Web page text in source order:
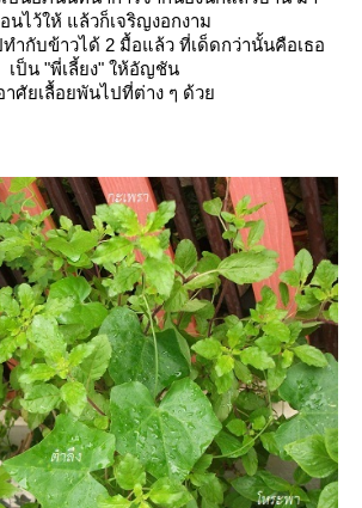
นไว้ให้ แล้วก็เจริญงอกงาม
ทำกับข้าวได้ 2 มื้อแล้ว ที่เด็ดกว่านั้นคือเธอ
เป็น "พี่เลี้ยง" ให้อัญชัน
าศัยเลื้อยพันไปที่ต่าง ๆ ด้ว